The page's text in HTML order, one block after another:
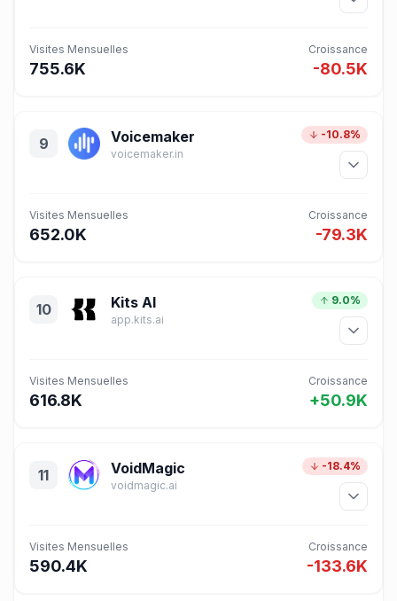
Visites Mensuelles
755.6K
Croissance
-80.5K
9 Voicemaker
voicemaker.in
-10.8%
Visites Mensuelles
652.0K
Croissance
-79.3K
10 Kits AI
app.kits.ai
9.0%
Visites Mensuelles
616.8K
Croissance
+50.9K
11 VoidMagic
voidmagic.ai
-18.4%
Visites Mensuelles
590.4K
Croissance
-133.6K